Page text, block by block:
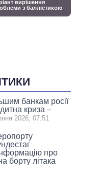
банкам росії
криза –
2026, 07:51
про
борту літака